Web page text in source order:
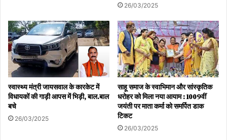
26/03/2025
स्वास्थ्य मंत्री जायसवाल के कारकेट में
विधायकों की गाड़ी आपस में भिड़ी, बाल.बाल
बचे
26/03/2025
साहू समाज के स्वाभिमान और सांस्कृतिक
धरोहर को मिला नया आयाम : 1009वीं
जयंती पर माता कर्मा को समर्पित डाक
टिकट
26/03/2025